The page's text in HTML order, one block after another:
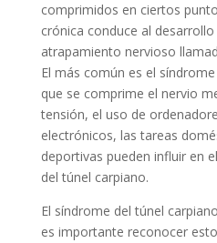
comprimidos en ciertos
crónica conduce al
atrapamiento nervioso
El más común es el
que se comprime el nervio
tensión, el uso de
electrónicos, las tareas
deportivas pueden influir en
del túnel carpiano.
El síndrome del túnel
es importante reconocer